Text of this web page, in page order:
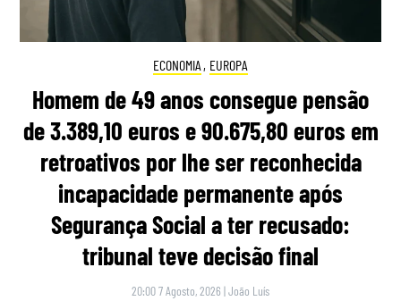
ECONOMIA , EUROPA
Homem de 49 anos consegue pensão
de 3.389,10 euros e 90.675,80 euros em
retroativos por lhe ser reconhecida
incapacidade permanente após
Segurança Social a ter recusado:
tribunal teve decisão final
20:00 7 Agosto, 2026 |João Luís